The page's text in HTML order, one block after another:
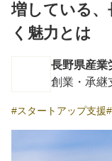
特集記事
CEOインタビュ
増している
く魅力とは
長野県産業
創業・承継
スタートアップ支援